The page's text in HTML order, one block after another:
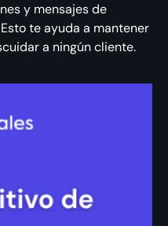
y mensajes de
te ayuda a mantener
a ningún cliente.